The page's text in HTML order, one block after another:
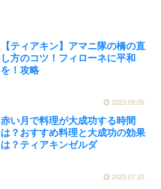
【ティアキン】アマニ隊の橋の直
し方のコツ！フィローネに平和
を！攻略
2023.09.05
赤い月で料理が大成功する時間
は？おすすめ料理と大成功の効果
は？ティアキンゼルダ
2023.07.20